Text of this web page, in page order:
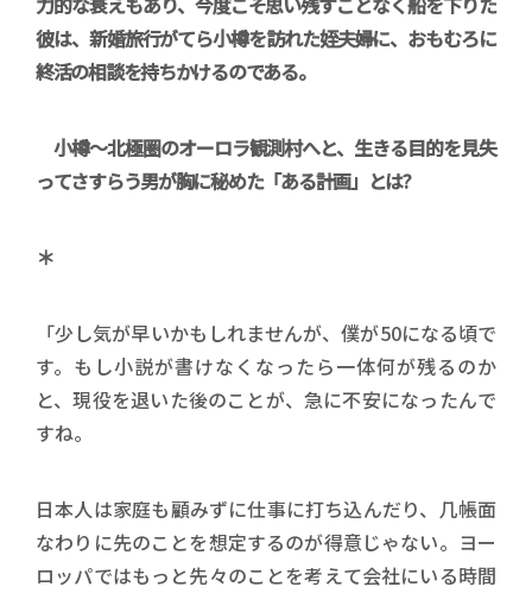
彼は、新婚旅行がてら小樽を訪れた姪夫婦に、おもむろに
終活の相談を持ちかけるのである。
小樽～北極圏のオーロラ観測村へと、生きる目的を見失
ってさすらう男が胸に秘めた「ある計画」とは?
＊
「少し気が早いかもしれませんが、僕が50になる頃で
す。もし小説が書けなくなったら一体何が残るのか
と、現役を退いた後のことが、急に不安になったんで
すね。
日本人は家庭も顧みずに仕事に打ち込んだり、几帳面
なわりに先のことを想定するのが得意じゃない。ヨー
ロッパではもっと先々のことを考えて会社にいる時間